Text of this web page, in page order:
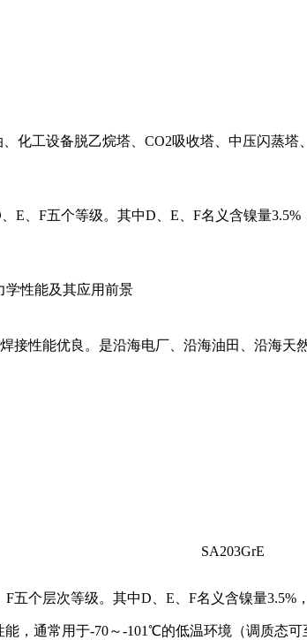
化工设备脱乙烷塔、CO2吸收塔、中压闪蒸
E、F五个等级。其中D、E、F名义含镍量
学性能及其应用前景
接性能优良。是沿海电厂、沿海油田、沿海
SA203GrE
个层次等级。其中D、E、F名义含镍量3.5%
，通常用于-70～-101℃的低温环境（调质态